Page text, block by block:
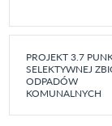
PROJEKT 3.7
SELEKTYWNEJ
ODPADÓW
KOMUNALNYCH